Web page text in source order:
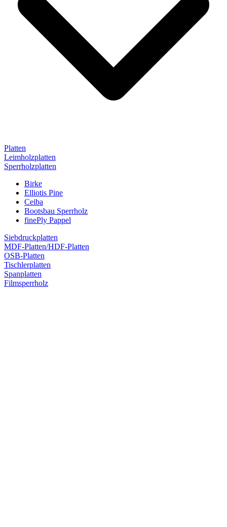
Platten
Leimholzplatten
Sperrholzplatten
Birke
Elliotis Pine
Ceiba
Bootsbau Sperrholz
finePly Pappel
Siebdruckplatten
MDF-Platten/HDF-Platten
OSB-Platten
Tischlerplatten
Spanplatten
Filmsperrholz